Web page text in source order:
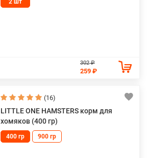
2 шт
302 ₽
259 ₽
(16)
LITTLE ONE HAMSTERS корм для
хомяков (400 гр)
400 гр 900 гр